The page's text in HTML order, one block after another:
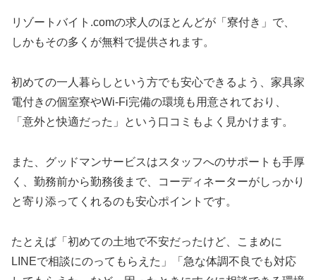
リゾートバイト.comの求人のほとんどが「寮付き」で、
しかもその多くが無料で提供されます。
初めての一人暮らしという方でも安心できるよう、家具家
電付きの個室寮やWi-Fi完備の環境も用意されており、
「意外と快適だった」という口コミもよく見かけます。
また、グッドマンサービスはスタッフへのサポートも手厚
く、勤務前から勤務後まで、コーディネーターがしっかり
と寄り添ってくれるのも安心ポイントです。
たとえば「初めての土地で不安だったけど、こまめに
LINEで相談にのってもらえた」「急な体調不良でも対応